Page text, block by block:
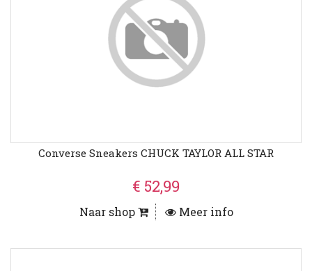
Converse Sneakers CHUCK TAYLOR ALL STAR
€ 52,99
Naar shop Meer info